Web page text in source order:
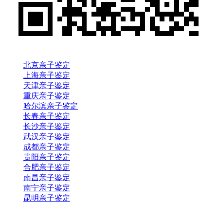
北京亲子鉴定
上海亲子鉴定
天津亲子鉴定
重庆亲子鉴定
哈尔滨亲子鉴定
长春亲子鉴定
长沙亲子鉴定
武汉亲子鉴定
成都亲子鉴定
贵阳亲子鉴定
合肥亲子鉴定
南昌亲子鉴定
南宁亲子鉴定
昆明亲子鉴定